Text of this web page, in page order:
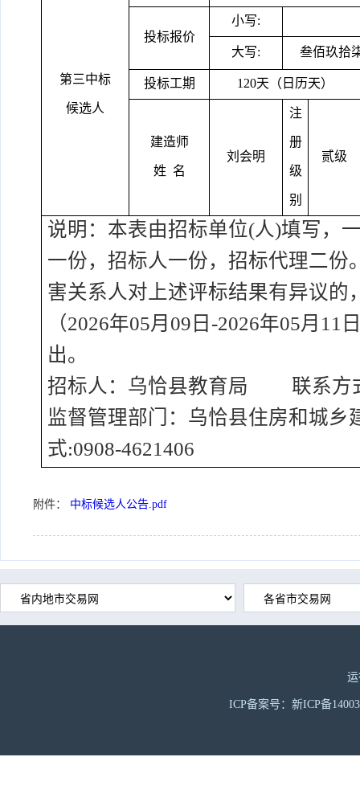
第三中标
候选人
投标报价
小写:
大写: 叁佰玖拾
投标工期 120天（日历天）
建造师
姓 名
刘会明
注
册
级
别
贰级
说明：本表由招标单位(人)填写，
一份，招标人一份，招标代理二份
害关系人对上述评标结果有异议的
（2026年05月 09 日 -2026年05月 11
出。
招标人： 乌恰县教育局 联系方
监督管理部门：乌恰县住房和城乡
式:0908-4621406
附件： 中标候选人公告.pdf
ICP备案号：新ICP备